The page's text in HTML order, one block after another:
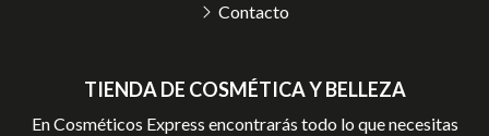
TIENDA DE COSMÉTICA Y BELLEZA
En Cosméticos Express encontrarás todo lo que necesitas
Contacto